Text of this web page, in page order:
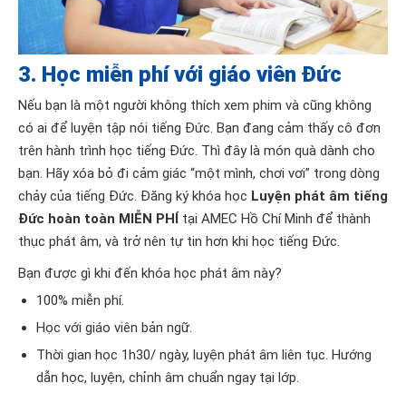
3. Học miễn phí với giáo viên Đức
Nếu bạn là một người không thích xem phim và cũng không
có ai để luyện tập nói tiếng Đức. Bạn đang cảm thấy cô đơn
trên hành trình học tiếng Đức. Thì đây là món quà dành cho
bạn. Hãy xóa bỏ đi cảm giác “một mình, chơi vơi” trong dòng
chảy của tiếng Đức. Đăng ký khóa học Luyện phát âm tiếng
Đức hoàn toàn MIỄN PHÍ tại AMEC Hồ Chí Minh để thành
thục phát âm, và trở nên tự tin hơn khi học tiếng Đức.
Bạn được gì khi đến khóa học phát âm này?
100% miễn phí.
Học với giáo viên bản ngữ.
Thời gian học 1h30/ ngày, luyện phát âm liên tục. Hướng
dẫn học, luyện, chỉnh âm chuẩn ngay tại lớp.